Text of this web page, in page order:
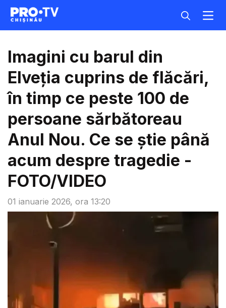
01 ianuarie 2026, ora 13:20
Imagini cu barul din
Elveția cuprins de flăcări,
în timp ce peste 100 de
persoane sărbătoreau
Anul Nou. Ce se știe până
acum despre tragedie -
FOTO/VIDEO